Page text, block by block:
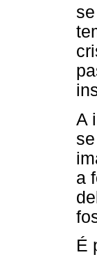
A
a
É